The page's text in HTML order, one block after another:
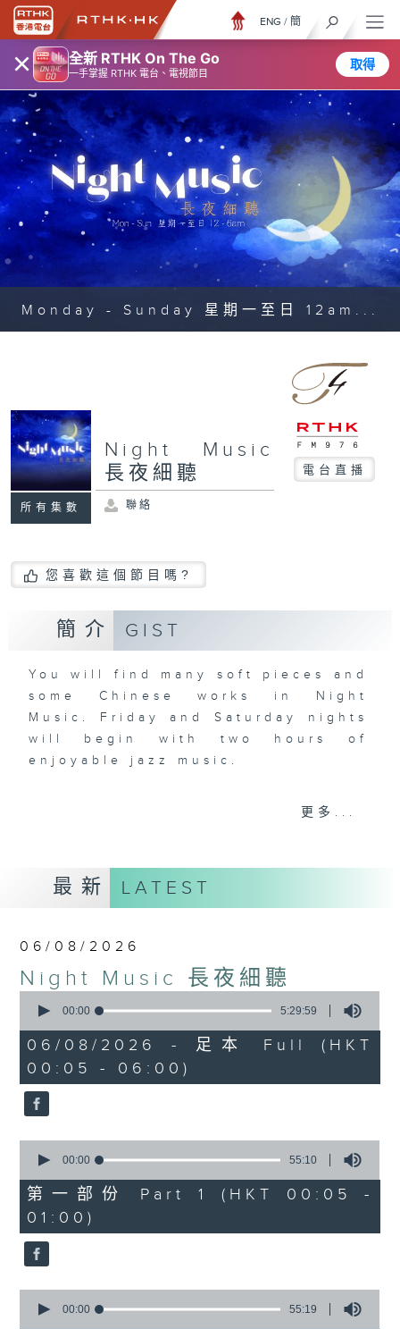
× 全新 RTHK On The Go
一手掌握 RTHK 電台、電視節目
取得
ENG / 簡
Monday - Sunday 星期一至日 12am...
所有集數
Night Music
長夜細聽
電台直播
聯絡
您喜歡這個節目嗎?
簡介 GIST
You will find many soft pieces and
some Chinese works in Night
Music. Friday and Saturday nights
will begin with two hours of
enjoyable jazz music.
When you are alone and sleepless,
「長夜細聽」節目當然少不了氣質優雅的作
品，每晚亦會精選一些中國音樂送上。週五和
如果哪天你不能入睡，別忘了第四台這裡總有
更多...
最新 LATEST
06/08/2026
Night Music 長夜細聽
seconds
5
hours,
29
minutes,
59
seconds
00:00 5:29:59
06/08/2026 - 足本 Full (HKT
00:05 - 06:00)
seconds
55
minutes,
10
seconds
00:00 55:10
第一部份 Part 1 (HKT 00:05 -
01:00)
seconds
00:00 55:19